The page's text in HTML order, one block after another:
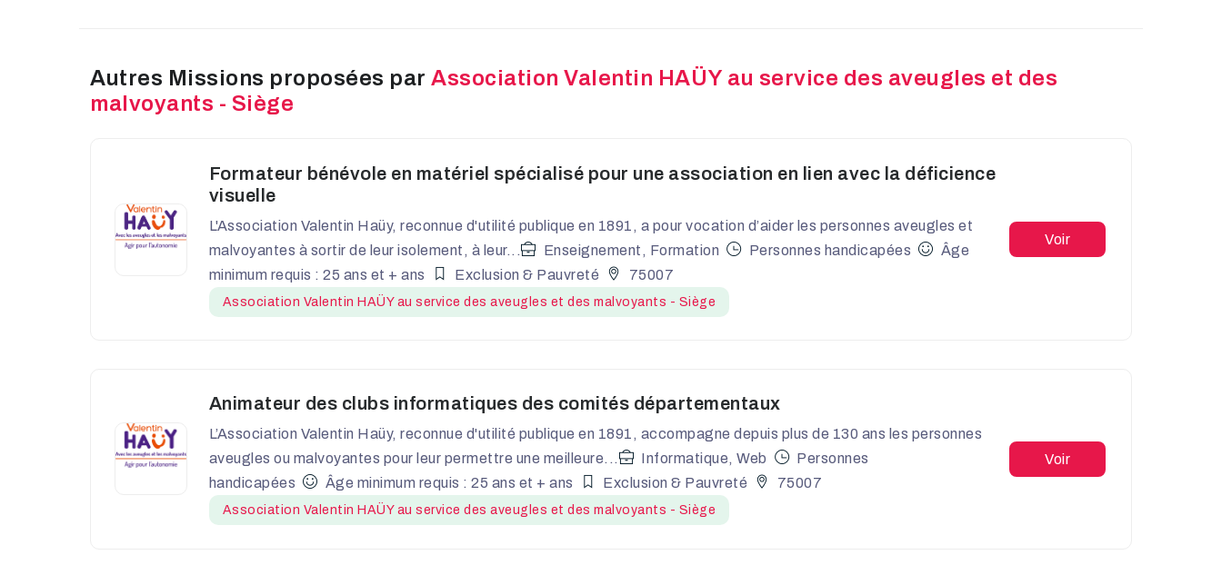
Autres Missions proposées par Association Valentin HAÜY au service des aveugles et des
malvoyants - Siège
Formateur bénévole en matériel spécialisé pour une association en lien avec la déficience
visuelle
L'Association Valentin Haüy, reconnue d'utilité publique en 1891, a pour vocation d’aider les personnes aveugles et
malvoyantes à sortir de leur isolement, à leur...
Enseignement, Formation Personnes handicapées
Âge
minimum requis : 25 ans et + ans
Exclusion & Pauvreté 75007
Association Valentin HAÜY au service des aveugles et des malvoyants - Siège
Voir
Animateur des clubs informatiques des comités départementaux
L’Association Valentin Haüy, reconnue d'utilité publique en 1891, accompagne depuis plus de 130 ans les personnes
aveugles ou malvoyantes pour leur permettre une meilleure...
Informatique, Web
Personnes
handicapées
Âge minimum requis : 25 ans et + ans Exclusion & Pauvreté 75007
Association Valentin HAÜY au service des aveugles et des malvoyants - Siège
Voir